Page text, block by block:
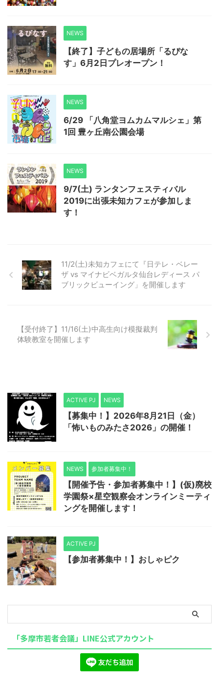
NEWS
【終了】子どもの居場所「るぴな
す」6月2日プレオープン！
NEWS
6/29 「八角堂ヨムカムマルシェ」第
1回 豊ヶ丘南公園会場
NEWS
9/7(土) ランタンフェスティバル
2019に出張未知カフェが参加しま
す！
11/2(土)未知カフェにて『日テレ・ベレー
ザ vs マイナビベガルタ仙台レディース パ
ブリックビューイング」を開催します
【受付終了】11/16(土)中高生向け模擬裁判
体験教室を開催します
ACTIVE PJ NEWS
【募集中！】2026年8月21日（金）
「怖いものみたさ2026」の開催！
NEWS 参加者募集中！
【開催予告・参加者募集中！】(仮)廃校
学園祭×星空観察会オンラインミーティ
ングを開催します！
ACTIVE PJ
【参加者募集中！】おしゃピク
「多摩市若者会議」LINE公式アカウント